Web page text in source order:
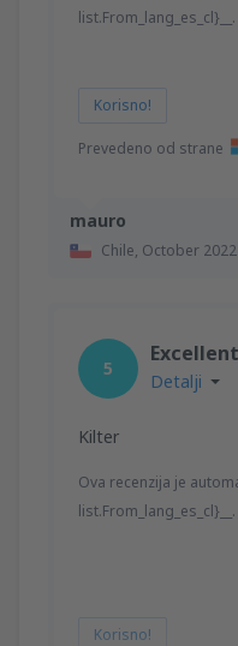
mauro
Chile, October 2022
list.From_lang_es_cl}__.
Korisno!
Prevedeno od strane
5
Excellent
Detalji
Kilter
Ova recenzija je
list.From_lang_es_cl}__.
Korisno!